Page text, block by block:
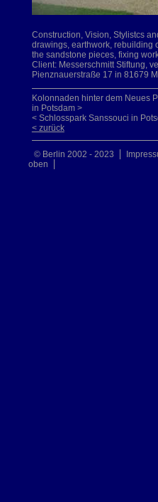
Construction, Vision, Stylistcs
drawings, earthwork, rebuilding
the sandstone pieces, fixing
Client: Messerschmitt Stiftung,
Pienznauerstraße 17 in 81679
Kolonnaden hinter dem Neues
in Potsdam >
< Schlosspark Sanssouci in
< zurück
© Berlin 2002 - 2023
oben